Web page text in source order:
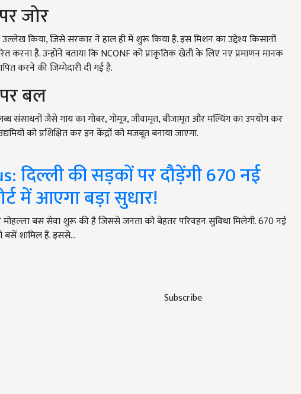
Subscribe
जोर
किया, जिसे सरकार ने हाल ही में शुरू किया है. इस मिशन का उद्देश्य किसानों
करना है. उन्होंने बताया कि NCONF को प्राकृतिक खेती के लिए नए प्रमाणन मानक
करने की जिम्मेदारी दी गई है.
बल
संसाधनों जैसे गाय का गोबर, गोमूत्र, जीवामृत, बीजामृत और मल्चिंग का उपयोग कर
को प्रशिक्षित कर इन केंद्रों को मजबूत बनाया जाएगा.
दिल्ली की सड़कों पर दौड़ेंगी 670 नई
में आएगा बड़ा सुधार!
बस सेवा शुरू की है जिससे जनता को बेहतर परिवहन सुविधा मिलेगी. 670 नई
बसें शामिल हैं. इससे…